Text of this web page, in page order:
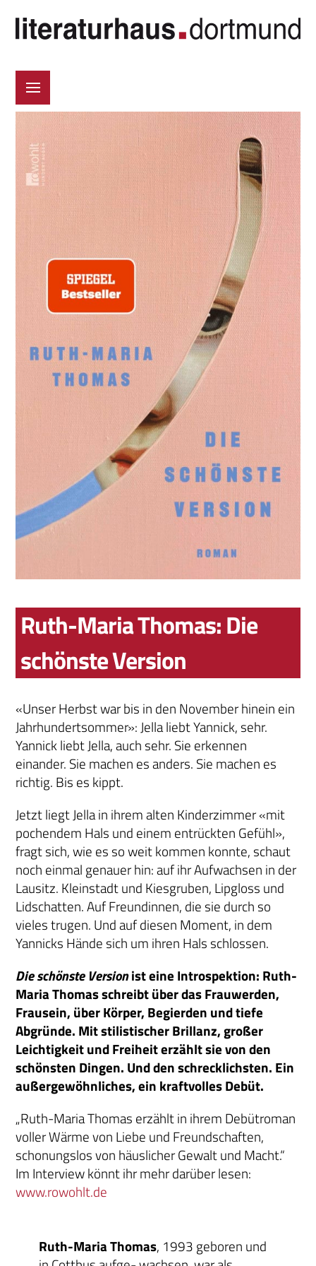
Ruth-Maria Thomas: Die
schönste Version
«Unser Herbst war bis in den November hinein ein
Jahrhundertsommer»: Jella liebt Yannick, sehr.
Yannick liebt Jella, auch sehr. Sie erkennen
einander. Sie machen es anders. Sie machen es
richtig. Bis es kippt.
Jetzt liegt Jella in ihrem alten Kinderzimmer «mit
pochendem Hals und einem entrückten Gefühl»,
fragt sich, wie es so weit kommen konnte, schaut
noch einmal genauer hin: auf ihr Aufwachsen in der
Lausitz. Kleinstadt und Kiesgruben, Lipgloss und
Lidschatten. Auf Freundinnen, die sie durch so
vieles trugen. Und auf diesen Moment, in dem
Yannicks Hände sich um ihren Hals schlossen.
Die schönste Versionist eine Introspektion: Ruth-
Maria Thomas schreibt über das Frauwerden,
Frausein, über Körper, Begierden und tiefe
Abgründe. Mit stilistischer Brillanz, großer
Leichtigkeit und Freiheit erzählt sie von den
schönsten Dingen. Und den schrecklichsten. Ein
außergewöhnliches, ein kraftvolles Debüt.
„Ruth-Maria Thomas erzählt in ihrem Debütroman
voller Wärme von Liebe und Freundschaften,
schonungslos von häuslicher Gewalt und Macht.“
Im Interview könnt ihr mehr darüber lesen:
www.rowohlt.de
Ruth-Maria Thomas, 1993 geboren und